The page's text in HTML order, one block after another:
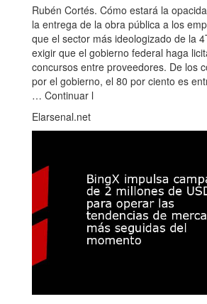
Rubén Cortés. Cómo estará la
la entrega de la obra pública a los
que el sector más ideologizado de la
exigir que el gobierno federal haga
concursos entre proveedores. De los
por el gobierno, el 80 por ciento es
… Continuar l
Elarsenal.net